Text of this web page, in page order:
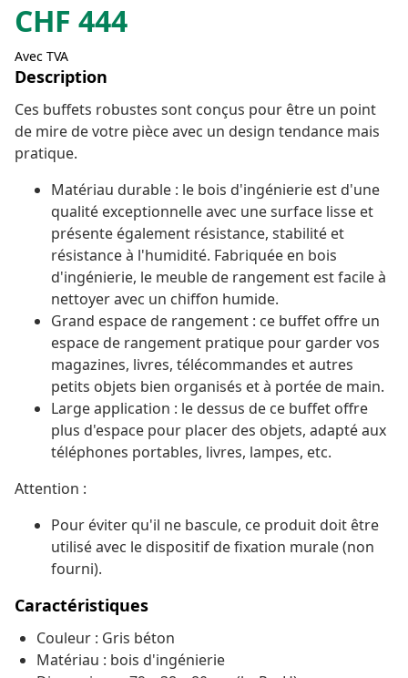
CHF 444
Avec TVA
Description
Ces buffets robustes sont conçus pour être un point
de mire de votre pièce avec un design tendance mais
pratique.
Matériau durable : le bois d'ingénierie est d'une
qualité exceptionnelle avec une surface lisse et
présente également résistance, stabilité et
résistance à l'humidité. Fabriquée en bois
d'ingénierie, le meuble de rangement est facile à
nettoyer avec un chiffon humide.
Grand espace de rangement : ce buffet offre un
espace de rangement pratique pour garder vos
magazines, livres, télécommandes et autres
petits objets bien organisés et à portée de main.
Large application : le dessus de ce buffet offre
plus d'espace pour placer des objets, adapté aux
téléphones portables, livres, lampes, etc.
Attention :
Pour éviter qu'il ne bascule, ce produit doit être
utilisé avec le dispositif de fixation murale (non
fourni).
Caractéristiques
Couleur : Gris béton
Matériau : bois d'ingénierie